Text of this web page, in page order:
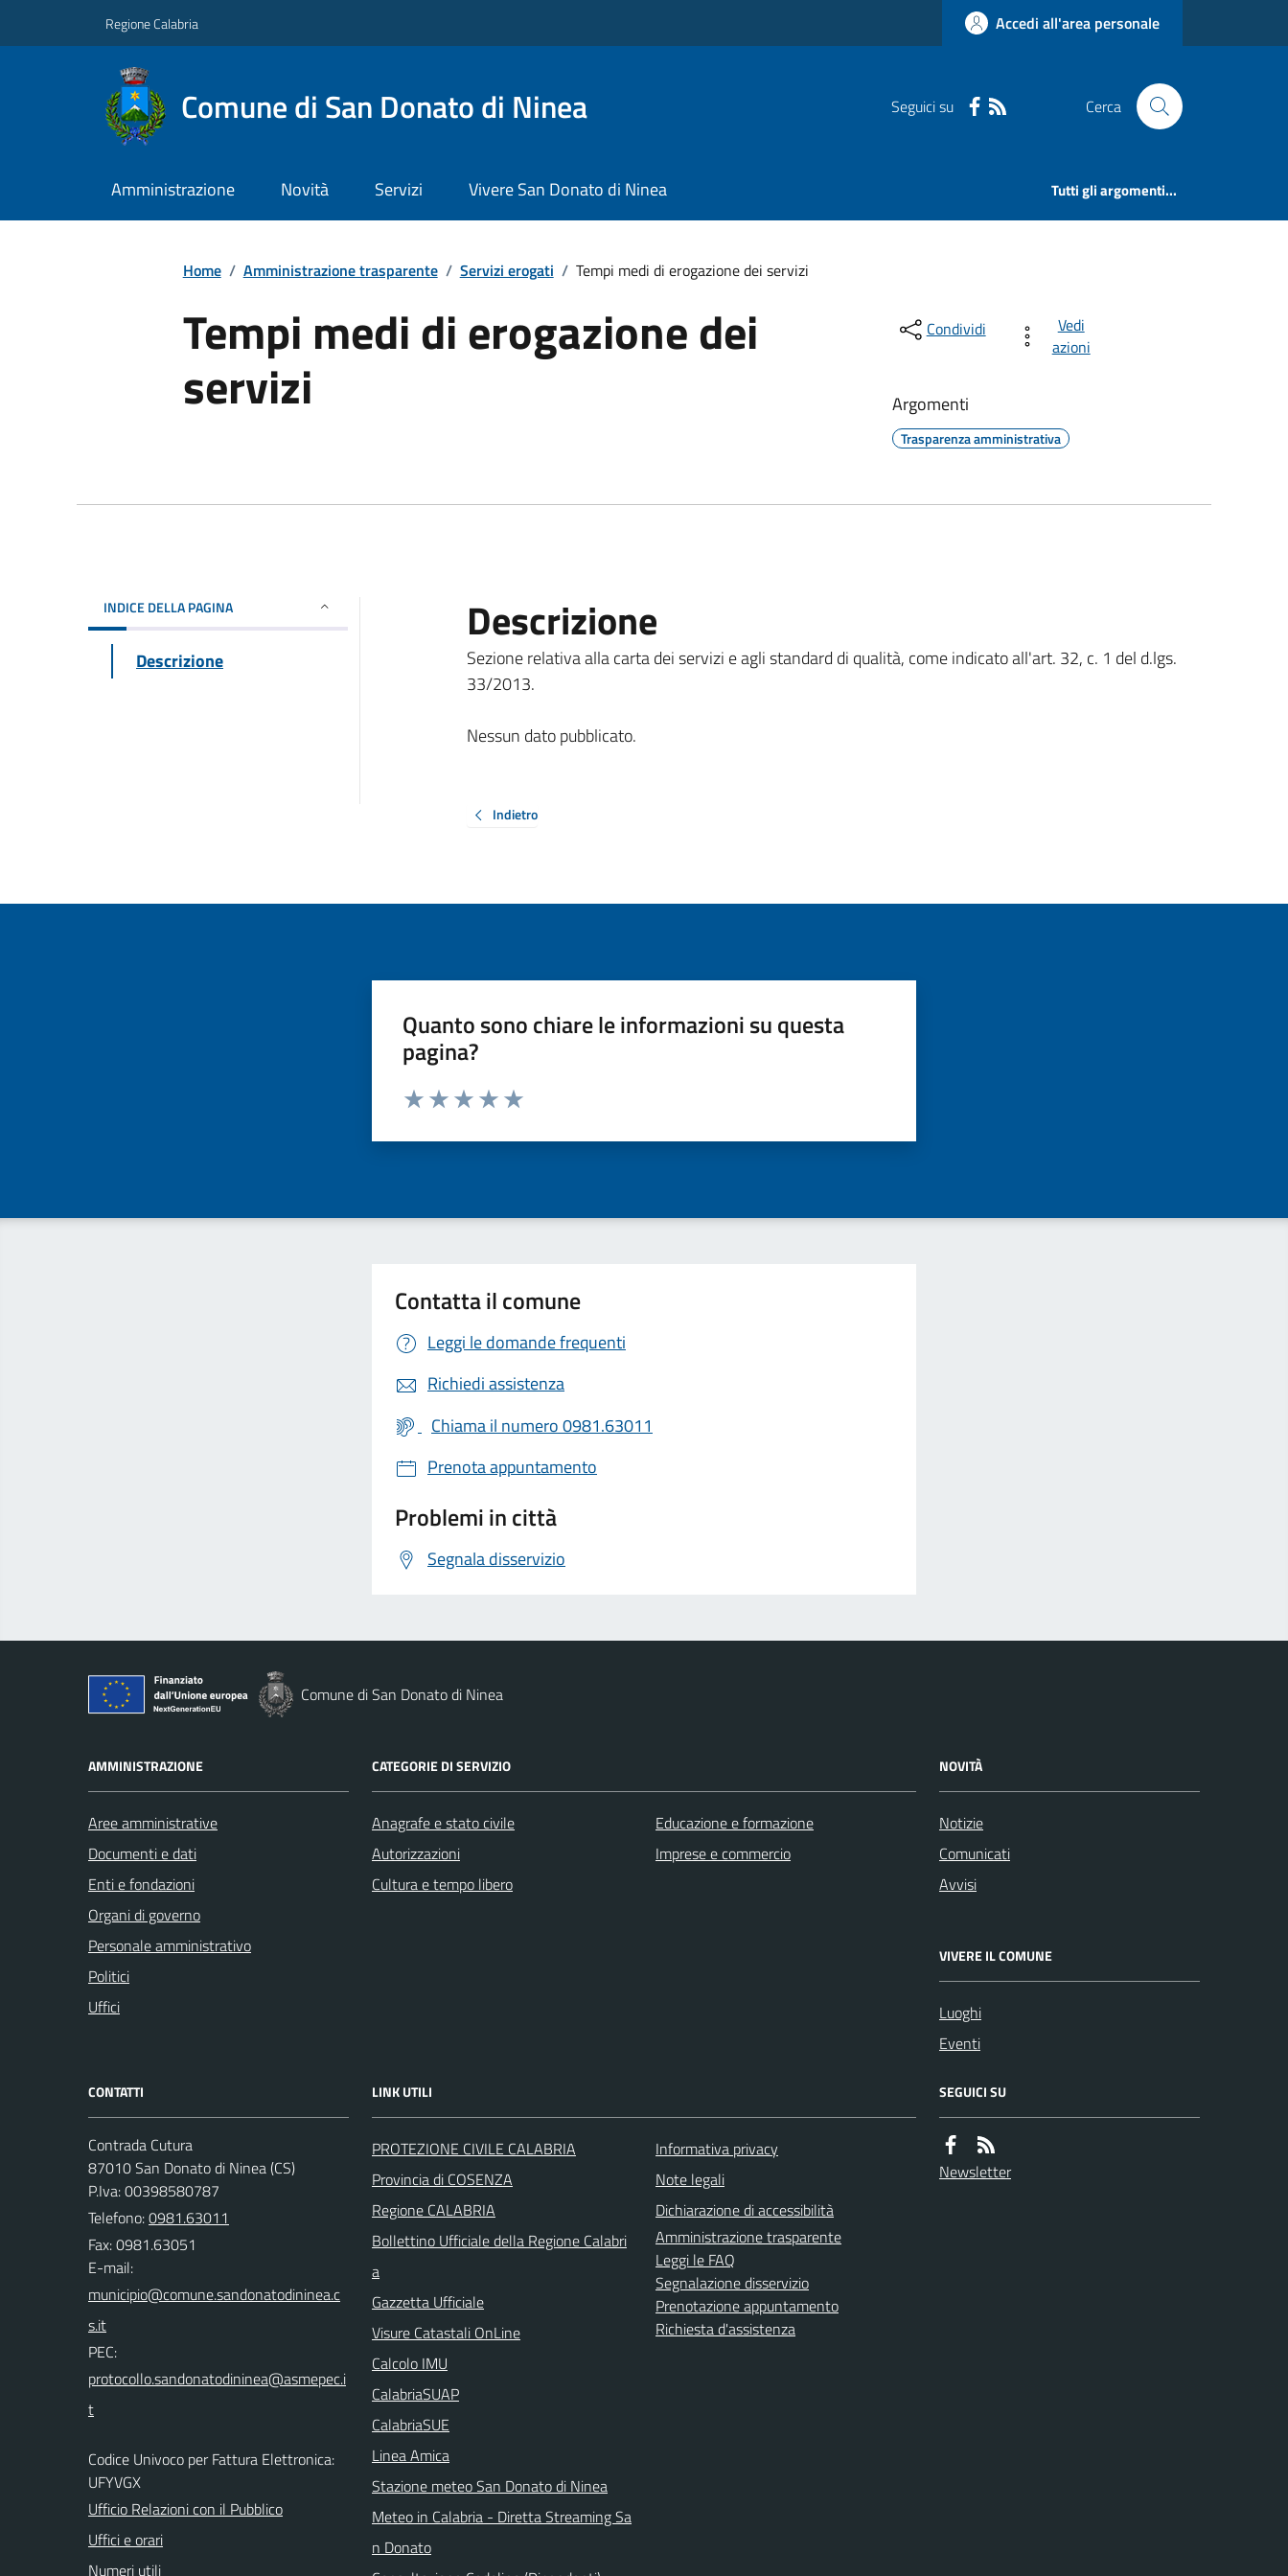
Regione Calabria Accedi all'area personale
Comune di San Donato di Ninea Seguici su Cerca
Amministrazione Novità Servizi Vivere San Donato di Ninea Tutti gli argomenti...
Home / Amministrazione trasparente / Servizi erogati / Tempi medi di erogazione dei servizi
Tempi medi di erogazione dei
servizi
Condividi
Vedi
azioni
Argomenti
Trasparenza amministrativa
INDICE DELLA PAGINA
Descrizione
Descrizione
Sezione relativa alla carta dei servizi e agli standard di qualità, come indicato all'art. 32, c. 1 del d.lgs.
33/2013.
Nessun dato pubblicato.
Indietro
Quanto sono chiare le informazioni su questa
pagina?
Valuta da 1 a 5 stelle la pagina
Contatta il comune
Leggi le domande frequenti
Richiedi assistenza
Chiama il numero 0981.63011
Prenota appuntamento
Problemi in città
Segnala disservizio
Comune di San Donato di Ninea
AMMINISTRAZIONE
Aree amministrative
Documenti e dati
Enti e fondazioni
Organi di governo
Personale amministrativo
Politici
Uffici
CATEGORIE DI SERVIZIO
Anagrafe e stato civile
Autorizzazioni
Cultura e tempo libero
Educazione e formazione
Imprese e commercio
NOVITÀ
Notizie
Comunicati
Avvisi
VIVERE IL COMUNE
Luoghi
Eventi
CONTATTI
Contrada Cutura
87010 San Donato di Ninea (CS)
P.Iva: 00398580787
Telefono:0981.63011
Fax: 0981.63051
E-mail:
PEC:
Codice Univoco per Fattura Elettronica:
UFYVGX
Ufficio Relazioni con il Pubblico
Uffici e orari
Numeri utili
LINK UTILI
PROTEZIONE CIVILE CALABRIA
Provincia di COSENZA
Regione CALABRIA
Bollettino Ufficiale della Regione Calabri
a
Gazzetta Ufficiale
Visure Catastali OnLine
Calcolo IMU
CalabriaSUAP
CalabriaSUE
Linea Amica
Stazione meteo San Donato di Ninea
Meteo in Calabria - Diretta Streaming Sa
n Donato
Informativa privacy
Note legali
Dichiarazione di accessibilità
Amministrazione trasparente
Leggi le FAQ
Segnalazione disservizio
Prenotazione appuntamento
Richiesta d'assistenza
SEGUICI SU
Newsletter